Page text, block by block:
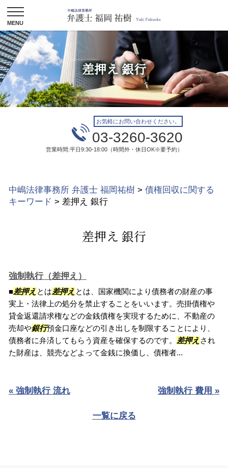
差押え 銀行
お気軽にお問い合わせください。
03-3260-3620
営業時間:平日9:30-18:00（時間外・休日OK※要予約）
中嶋法律事務所 弁護士 福岡祐樹 > 債権回収に関する
キーワード > 差押え 銀行
差押え 銀行
強制執行（差押え）
■差押え とは差押え とは、国家機関により債務者の財産の事
実上・法律上の処分を禁止することをいいます。売掛債権や
貸金返還請求権などの金銭債権を実現するために、不動産の
売却や銀行預金口座などの引き出しを制限することにより、
債務者に弁済してもらう資産を確保するのです。 差押え され
た財産は、競売などよって金銭に換価し、債権者...
« 強制執行 流れ 強制執行 費用 »
一覧に戻る